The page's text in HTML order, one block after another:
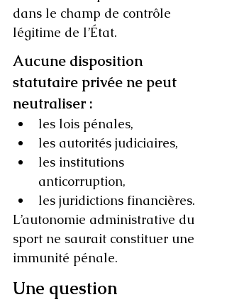
dans le champ de contrôle
légitime de l’État.
Aucune disposition
statutaire privée ne peut
neutraliser :
les lois pénales,
les autorités judiciaires,
les institutions
anticorruption,
les juridictions financières.
L’autonomie administrative du
sport ne saurait constituer une
immunité pénale.
Une question